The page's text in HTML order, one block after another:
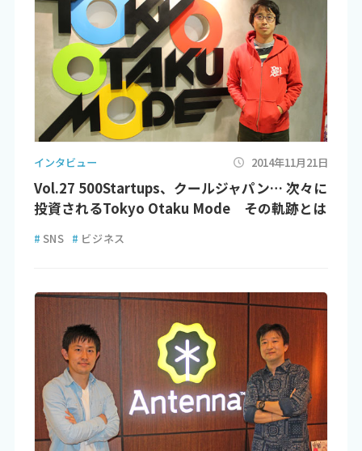
インタビュー 2014年11月21日
Vol.27 500Startups、クールジャパン… 次々に
投資されるTokyo Otaku Mode その軌跡とは
# SNS # ビジネス